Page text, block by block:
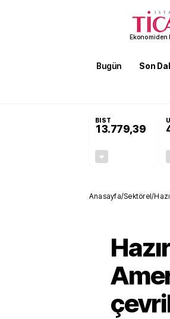
Bugün Son
BIST
13.779,39
Anasayfa/Sektörel/